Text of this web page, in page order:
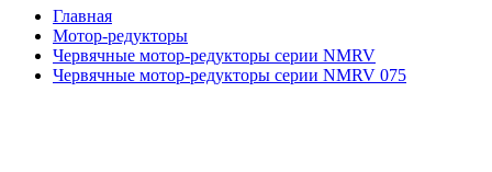
Главная
Мотор-редукторы
Червячные мотор-редукторы серии NMRV
Червячные мотор-редукторы серии NMRV 075